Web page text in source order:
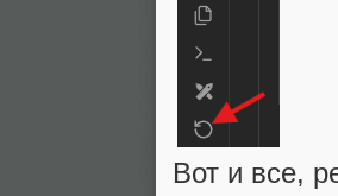
Вот и все,